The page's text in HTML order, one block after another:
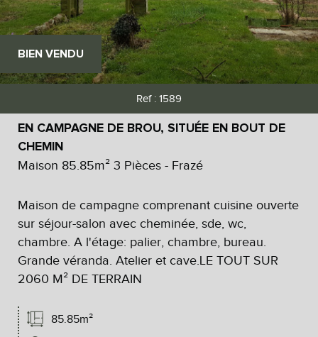
Critères supplémentaires
Piscine Parking Terrasse
BIEN VENDU
Ref : 1589
EN CAMPAGNE DE BROU, SITUÉE EN BOUT DE
CHEMIN
Maison 85.85m² 3 Pièces - Frazé
Maison de campagne comprenant cuisine ouverte
sur séjour-salon avec cheminée, sde, wc,
chambre. A l'étage: palier, chambre, bureau.
Grande véranda. Atelier et cave.LE TOUT SUR
2060 M² DE TERRAIN
85.85m²